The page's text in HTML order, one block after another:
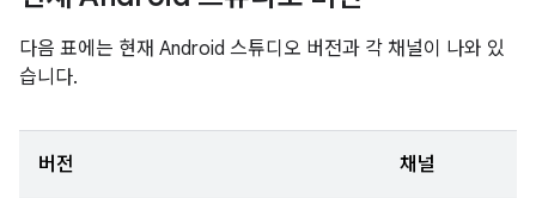
다음 표에는 현재 Android 스튜디오 버전과 각 채널이 나와 있
습니다.
버전 채널